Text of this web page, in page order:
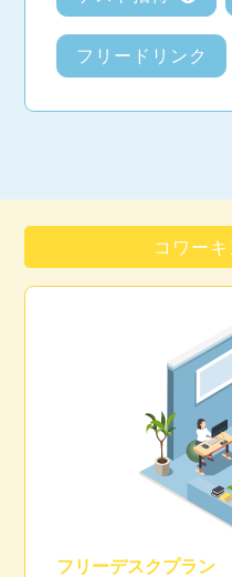
フリードリンク
コワー
フリーデスクプラン